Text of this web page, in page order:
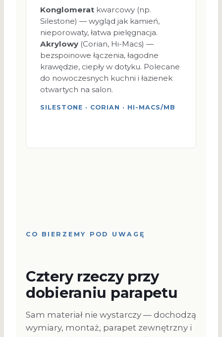
Konglomerat kwarcowy (np.
Silestone) — wygląd jak kamień,
nieporowaty, łatwa pielęgnacja.
Akrylowy (Corian, Hi-Macs) —
bezspoinowe łączenia, łagodne
krawędzie, ciepły w dotyku. Polecane
do nowoczesnych kuchni i łazienek
otwartych na salon.
SILESTONE · CORIAN · HI-MACS/MB
CO BIERZEMY POD UWAGĘ
Cztery rzeczy przy
dobieraniu parapetu
Sam materiał nie wystarczy — dochodzą
wymiary, montaż, parapet zewnętrzny i